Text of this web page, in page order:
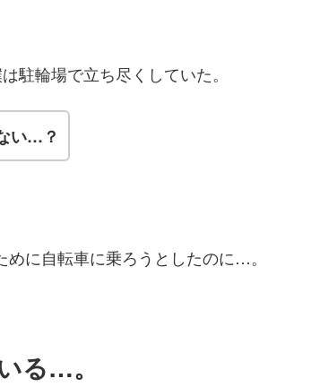
駐輪場で立ち尽くしていた。
い…？
に自転車に乗ろうとしたのに…。
る…。